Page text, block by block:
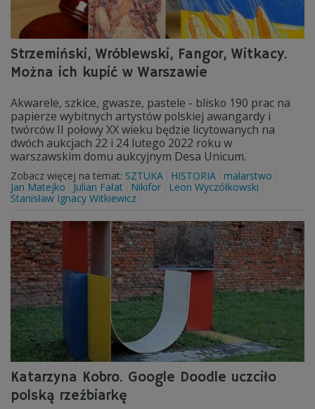
Strzemiński, Wróblewski, Fangor, Witkacy.
Można ich kupić w Warszawie
Akwarele, szkice, gwasze, pastele - blisko 190 prac na
papierze wybitnych artystów polskiej awangardy i
twórców II połowy XX wieku będzie licytowanych na
dwóch aukcjach 22 i 24 lutego 2022 roku w
warszawskim domu aukcyjnym Desa Unicum.
Zobacz więcej na temat: SZTUKA HISTORIA
malarstwo
Jan Matejko
Julian Fałat Nikifor
Leon Wyczółkowski
Stanisław Ignacy Witkiewicz
Katarzyna Kobro. Google Doodle uczciło
polską rzeźbiarkę